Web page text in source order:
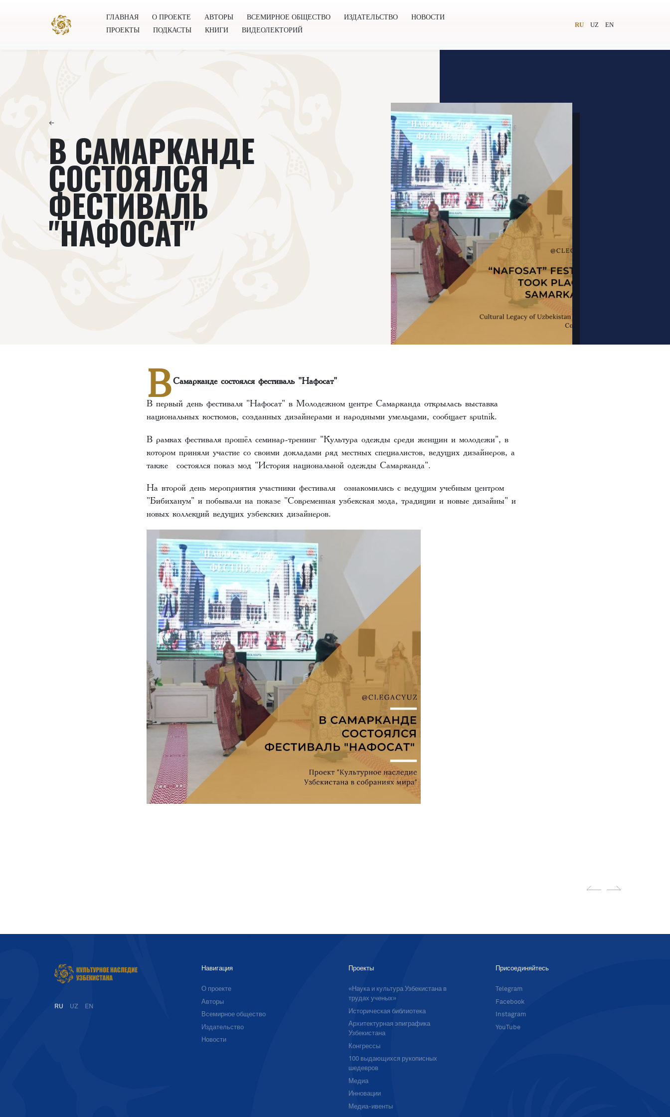
ГЛАВНАЯ О ПРОЕКТЕ АВТОРЫ ВСЕМИРНОЕ ОБЩЕСТВО ИЗДАТЕЛЬСТВО
НОВОСТИ
ПРОЕКТЫ
ПОДКАСТЫ КНИГИ ВИДЕОЛЕКТОРИЙ
RU UZ EN
←
В САМАРКАНДЕ
СОСТОЯЛСЯ
ФЕСТИВАЛЬ
"НАФОСАТ"
ВСамарканде состоялся фестиваль "Нафосат"
В первый день фестиваля "Нафосат" в Молодежном центре Самарканда открылась выставка
национальных костюмов, созданных дизайнерами и народными умельцами, сообщает sputnik.
В рамках фестиваля прошёл семинар-тренинг "Культура одежды среди женщин и молодежи", в
котором приняли участие со своими докладами ряд местных специалистов, ведущих дизайнеров, а
также состоялся показ мод "История национальной одежды Самарканда".
На второй день мероприятия участники фестиваля ознакомились с ведущим учебным центром
"Бибиханум" и побывали на показе "Современная узбекская мода, традиции и новые дизайны" и
новых коллекций ведущих узбекских дизайнеров.
RU UZ EN
Навигация
О проекте
Авторы
Всемирное общество
Издательство
Новости
Проекты
«Наука и культура Узбекистана в
трудах ученых»
Историческая библиотека
Архитектурная эпиграфика
Узбекистана
Конгрессы
100 выдающихся рукописных
шедевров
Медиа
Инновации
Медиа-ивенты
Присоединяйтесь
Telegram
Facebook
Instagram
YouTube